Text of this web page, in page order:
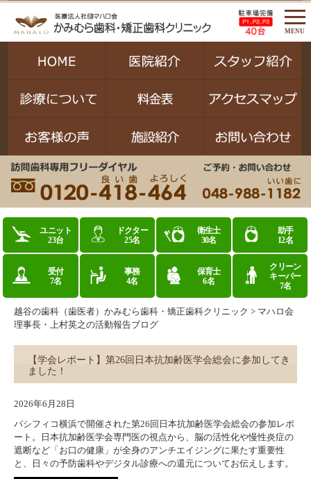
MENU
ユニット
23台
ドクター
25名
衛生士
30名
助手
12名
受付
7名
事務
4名
保育士
6名
クリーン
キーパー
7名
越谷の歯科（歯医者）かみむら歯科・矯正歯科クリニック > マハロ会
理事長・上村英之の活動報告ブログ
【学会レポート】第26回日本抗加齢医学会総会に参加してき
ました！
2026年6月28日
パシフィコ横浜で開催された第26回日本抗加齢医学会総会の参加レポ
ート。日本抗加齢医学会専門医の視点から、脳の活性化や慢性炎症の
遮断など「お口の健康」が全身のアンチエイジングに果たす重要性
と、日々の予防歯科やデジタル診療への還元についてお伝えします。